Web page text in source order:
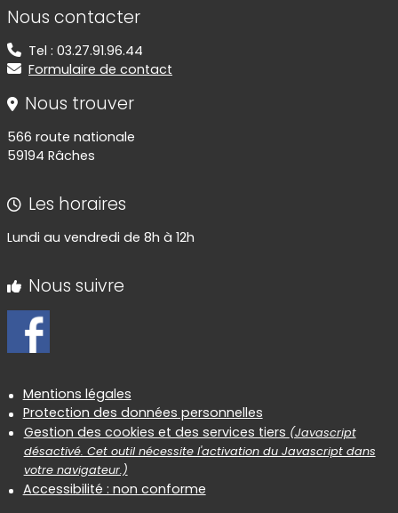
Nous contacter
Tel : 03.27.91.96.44
Formulaire de contact
Nous trouver
566 route nationale
59194 Râches
Les horaires
Lundi au vendredi de 8h à 12h
Nous suivre
Informations réglementaires
Mentions légales
Protection des données personnelles
Gestion des cookies et des services tiers (Javascript
désactivé. Cet outil nécessite l'activation du Javascript dans
votre navigateur.)
Accessibilité : non conforme